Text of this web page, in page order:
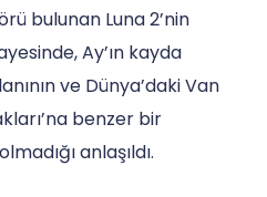
bulunan Luna 2’nin
Ay’ın kayda
ve Dünya’daki Van
benzer bir
anlaşıldı.